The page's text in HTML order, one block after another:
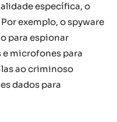
específica, o
exemplo, o spyware
para espionar
e microfones para
ao criminoso
dados para